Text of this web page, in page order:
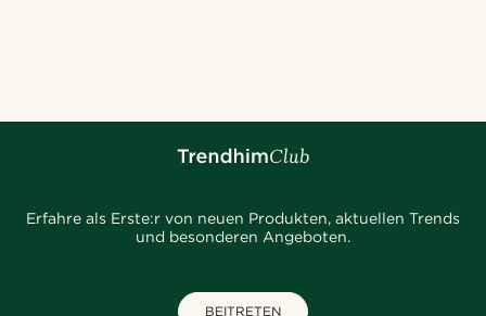
Erfahre als Erste:r von neuen Produkten, aktuellen Trends
und besonderen Angeboten.
BEITRETEN